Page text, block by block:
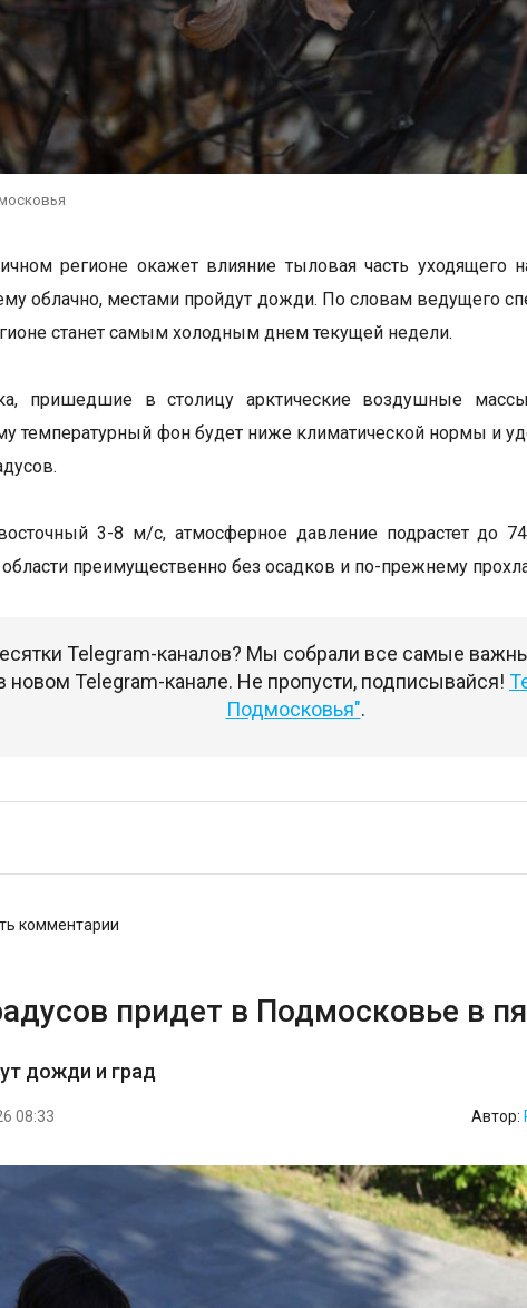
регионе окажет влияние тыловая часть
облачно, местами пройдут дожди. По словам ведущего
станет самым холодным днем текущей недели.
пришедшие в столицу арктические воздушные
температурный фон будет ниже климатической нормы и
3-8 м/с, атмосферное давление подрастет до
преимущественно без осадков и по-прежнему
Telegram-каналов? Мы собрали все самые
новом Telegram-канале. Не пропусти, подписывайся!
Подмосковья".
комментарии
придет в Подмосковье в
дожди и град
08:33 Автор: